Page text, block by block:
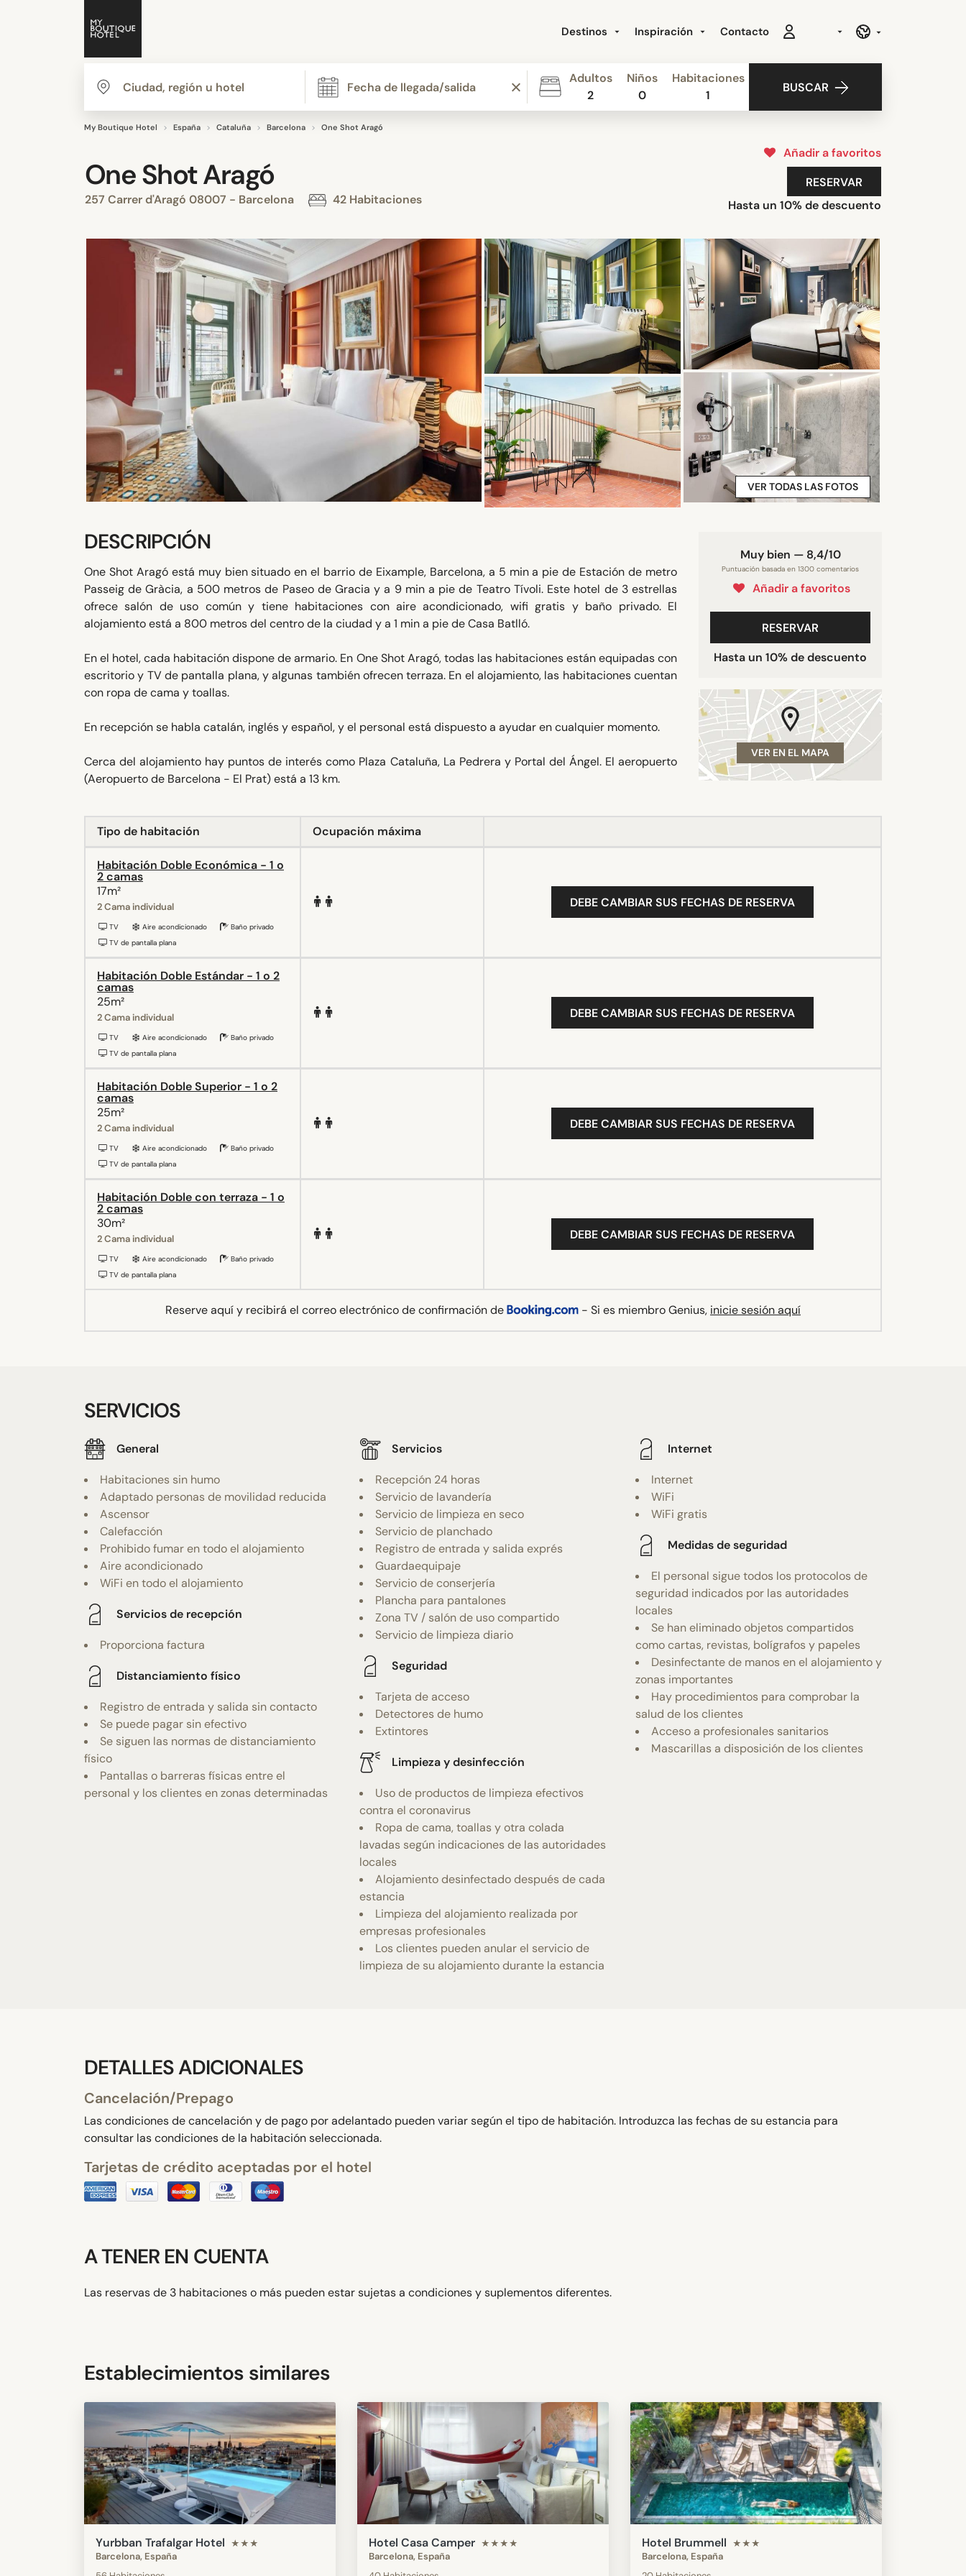
Destinos Inspiración Contacto
Adultos
2
Niños
0
Habitaciones
1
BUSCAR
My Boutique Hotel España Cataluña Barcelona One Shot Aragó
One Shot Aragó
257 Carrer d'Aragó 08007 - Barcelona 42 Habitaciones
Añadir a favoritos
RESERVAR
Hasta un 10% de descuento
VER TODAS LAS FOTOS
Muy bien — 8,4/10
Puntuación basada en 1300 comentarios
Añadir a favoritos
RESERVAR
Hasta un 10% de descuento
VER EN EL MAPA
DESCRIPCIÓN
One Shot Aragó está muy bien situado en el barrio de Eixample, Barcelona, a 5 min a pie de Estación de metro
Passeig de Gràcia, a 500 metros de Paseo de Gracia y a 9 min a pie de Teatro Tívoli. Este hotel de 3 estrellas
ofrece salón de uso común y tiene habitaciones con aire acondicionado, wifi gratis y baño privado. El
alojamiento está a 800 metros del centro de la ciudad y a 1 min a pie de Casa Batlló.
En el hotel, cada habitación dispone de armario. En One Shot Aragó, todas las habitaciones están equipadas con
escritorio y TV de pantalla plana, y algunas también ofrecen terraza. En el alojamiento, las habitaciones cuentan
con ropa de cama y toallas.
En recepción se habla catalán, inglés y español, y el personal está dispuesto a ayudar en cualquier momento.
Cerca del alojamiento hay puntos de interés como Plaza Cataluña, La Pedrera y Portal del Ángel. El aeropuerto
(Aeropuerto de Barcelona - El Prat) está a 13 km.
Tipo de habitación Ocupación máxima
Habitación Doble Económica - 1 o
2 camas
17m²
2 Cama individual
TV Aire acondicionado
Baño privado
TV de pantalla plana
DEBE CAMBIAR SUS FECHAS DE RESERVA
Habitación Doble Estándar - 1 o 2
camas
25m²
2 Cama individual
TV Aire acondicionado
Baño privado
TV de pantalla plana
DEBE CAMBIAR SUS FECHAS DE RESERVA
Habitación Doble Superior - 1 o 2
camas
25m²
2 Cama individual
TV Aire acondicionado
Baño privado
TV de pantalla plana
DEBE CAMBIAR SUS FECHAS DE RESERVA
Habitación Doble con terraza - 1 o
2 camas
30m²
2 Cama individual
TV Aire acondicionado
Baño privado
TV de pantalla plana
DEBE CAMBIAR SUS FECHAS DE RESERVA
Reserve aquí y recibirá el correo electrónico de confirmación de - Si es miembro Genius, inicie sesión aquí
SERVICIOS
General
Habitaciones sin humo
Adaptado personas de movilidad reducida
Ascensor
Calefacción
Prohibido fumar en todo el alojamiento
Aire acondicionado
WiFi en todo el alojamiento
Servicios de recepción
Proporciona factura
Distanciamiento físico
Registro de entrada y salida sin contacto
Se puede pagar sin efectivo
Se siguen las normas de distanciamiento
físico
Pantallas o barreras físicas entre el
personal y los clientes en zonas determinadas
Servicios
Recepción 24 horas
Servicio de lavandería
Servicio de limpieza en seco
Servicio de planchado
Registro de entrada y salida exprés
Guardaequipaje
Servicio de conserjería
Plancha para pantalones
Zona TV / salón de uso compartido
Servicio de limpieza diario
Seguridad
Tarjeta de acceso
Detectores de humo
Extintores
Limpieza y desinfección
Uso de productos de limpieza efectivos
contra el coronavirus
Ropa de cama, toallas y otra colada
lavadas según indicaciones de las autoridades
locales
Alojamiento desinfectado después de cada
estancia
Limpieza del alojamiento realizada por
empresas profesionales
Los clientes pueden anular el servicio de
limpieza de su alojamiento durante la estancia
Internet
Internet
WiFi
WiFi gratis
Medidas de seguridad
El personal sigue todos los protocolos de
seguridad indicados por las autoridades
locales
Se han eliminado objetos compartidos
como cartas, revistas, bolígrafos y papeles
Desinfectante de manos en el alojamiento y
zonas importantes
Hay procedimientos para comprobar la
salud de los clientes
Acceso a profesionales sanitarios
Mascarillas a disposición de los clientes
DETALLES ADICIONALES
Cancelación/Prepago
Las condiciones de cancelación y de pago por adelantado pueden variar según el tipo de habitación. Introduzca las fechas de su estancia para
consultar las condiciones de la habitación seleccionada.
Tarjetas de crédito aceptadas por el hotel
A TENER EN CUENTA
Las reservas de 3 habitaciones o más pueden estar sujetas a condiciones y suplementos diferentes.
Establecimientos similares
Yurbban Trafalgar Hotel ★★★
Barcelona, España
Hotel Casa Camper ★★★★
Barcelona, España
Hotel Brummell ★★★
Barcelona, España